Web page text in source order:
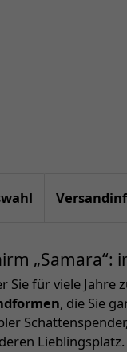
Sie für viele
, die Sie
Lieblingsplatz.